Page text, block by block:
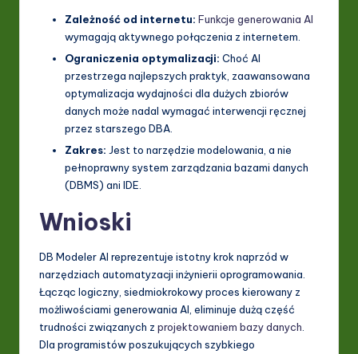
Zależność od internetu: Funkcje generowania AI
wymagają aktywnego połączenia z internetem.
Ograniczenia optymalizacji: Choć AI
przestrzega najlepszych praktyk, zaawansowana
optymalizacja wydajności dla dużych zbiorów
danych może nadal wymagać interwencji ręcznej
przez starszego DBA.
Zakres: Jest to narzędzie modelowania, a nie
pełnoprawny system zarządzania bazami danych
(DBMS) ani IDE.
Wnioski
DB Modeler AI reprezentuje istotny krok naprzód w
narzędziach automatyzacji inżynierii oprogramowania.
Łącząc logiczny, siedmiokrokowy proces kierowany z
możliwościami generowania AI, eliminuje dużą część
trudności związanych z projektowaniem bazy danych
Dla programistów poszukujących szybkiego